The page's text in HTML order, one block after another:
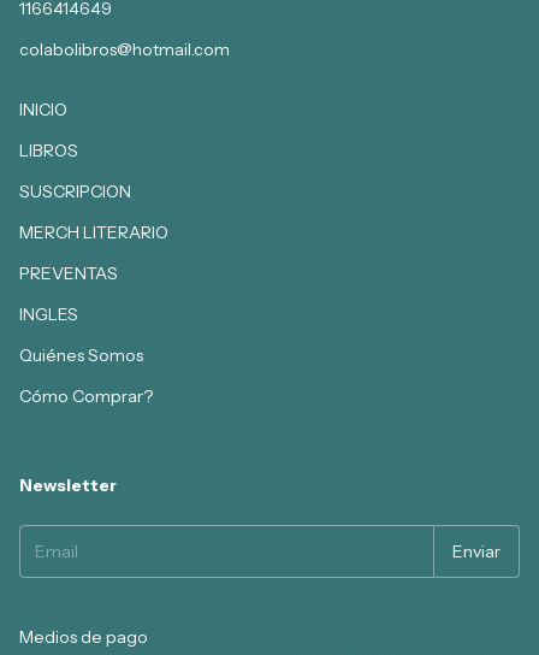
1166414649
colabolibros@hotmail.com
INICIO
LIBROS
SUSCRIPCION
MERCH LITERARIO
PREVENTAS
INGLES
Quiénes Somos
Cómo Comprar?
Newsletter
Medios de pago